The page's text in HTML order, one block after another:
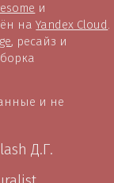
и
наYandex Cloud .
, ресайз и
и не
Д.Г.